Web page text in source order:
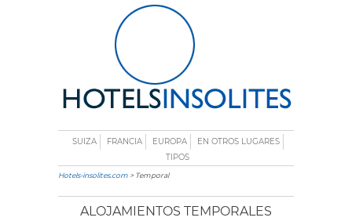
SUIZA FRANCIA EUROPA
EN OTROS LUGARES
TIPOS
Hotels-insolites.com > Temporal
ALOJAMIENTOS TEMPORALES